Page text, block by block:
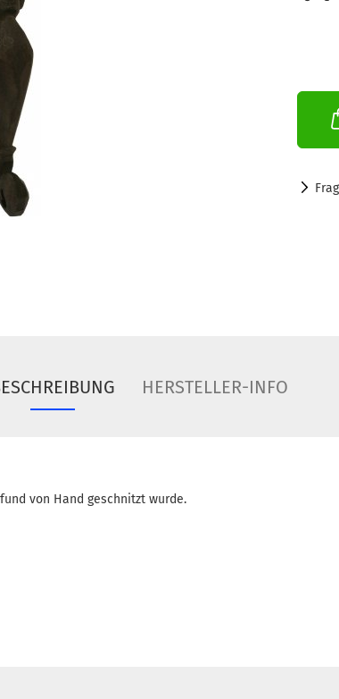
HERSTELLER-INFO
von Hand geschnitzt wurde.